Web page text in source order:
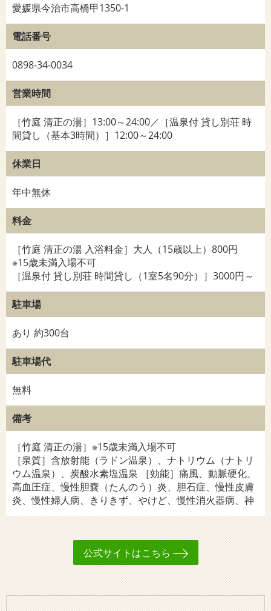
愛媛県今治市高橋甲1350-1
電話番号
0898-34-0034
営業時間
［竹庭 清正の湯］13:00～24:00／［温泉付 貸し別荘 時
間貸し（基本3時間）］12:00～24:00
休業日
年中無休
料金
［竹庭 清正の湯 入浴料金］大人（15歳以上）800円
※15歳未満入場不可
［温泉付 貸し別荘 時間貸し（1室5名90分）］3000円～
駐車場
あり 約300台
駐車場代
無料
備考
［竹庭 清正の湯］※15歳未満入場不可
［泉質］含放射能（ラドン温泉）、ナトリウム（ナトリ
ウム温泉）、炭酸水素塩温泉 ［効能］痛風、動脈硬化、
高血圧症、慢性胆嚢（たんのう）炎、胆石症、慢性皮膚
炎、慢性婦人病、きりきず、やけど、慢性消火器病、神
公式サイトはこちら